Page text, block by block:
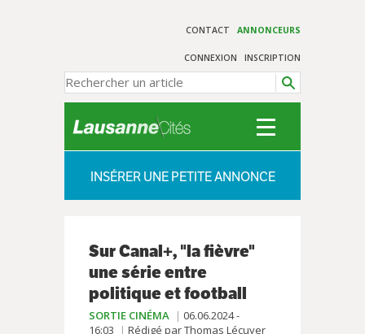
CONTACT ANNONCEURS
CONNEXION INSCRIPTION
INSÉRER UNE PETITE ANNONCE
Sur Canal+, "la fièvre"
une série entre
politique et football
SORTIE CINÉMA
06.06.2024 -
16:03
Rédigé par Thomas Lécuyer